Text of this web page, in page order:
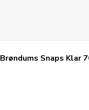
Brøndums Snaps Klar